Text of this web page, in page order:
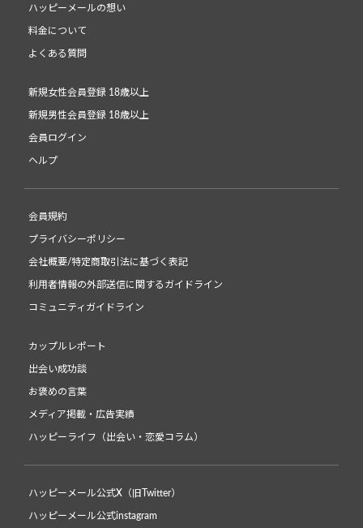
ハッピーメールの想い
料金について
よくある質問
新規女性会員登録 18歳以上
新規男性会員登録 18歳以上
会員ログイン
ヘルプ
会員規約
プライバシーポリシー
会社概要/特定商取引法に基づく表記
利用者情報の外部送信に関するガイドライン
コミュニティガイドライン
カップルレポート
出会い成功談
お褒めの言葉
メディア掲載・広告実績
ハッピーライフ（出会い・恋愛コラム）
ハッピーメール公式X（旧Twitter）
ハッピーメール公式instagram